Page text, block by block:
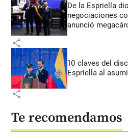
De la Espriella
negociaciones
anunció
share
10 claves del
Espriella al
share
Te recomendamos